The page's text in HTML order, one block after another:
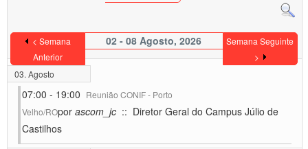
< Semana
Anterior
02 - 08 Agosto, 2026
Semana Seguinte
>
03. Agosto
07:00 - 19:00 Reunião CONIF - Porto
Velho/ROpor ascom_jc :: Diretor Geral do Campus Júlio de
Castilhos